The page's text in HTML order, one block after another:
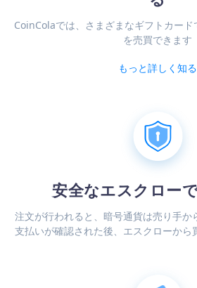
CoinColaでは、さまざまなギフトカー
を売買できます
もっと詳しく知る
安全なエスクロー
注文が行われると、暗号通貨は売り手か
支払いが確認された後、エスクローから